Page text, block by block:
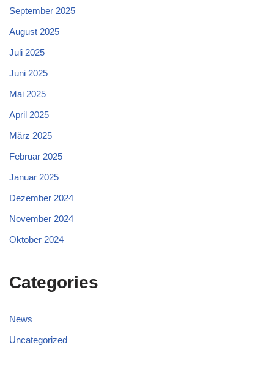
September 2025
August 2025
Juli 2025
Juni 2025
Mai 2025
April 2025
März 2025
Februar 2025
Januar 2025
Dezember 2024
November 2024
Oktober 2024
Categories
News
Uncategorized